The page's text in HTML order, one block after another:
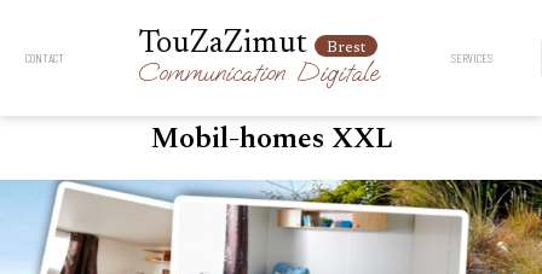
CONTACT TouZaZimut Brest
Communication Digitale SERVICES
Mobil-homes XXL